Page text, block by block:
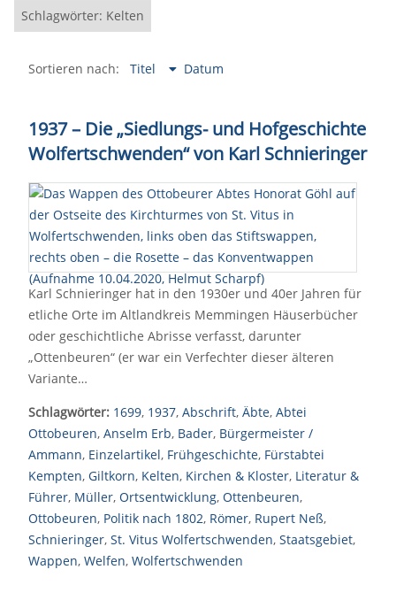
Schlagwörter: Kelten
Sortieren nach: Titel Datum
1937 – Die „Siedlungs- und Hofgeschichte
Wolfertschwenden“ von Karl Schnieringer
Karl Schnieringer hat in den 1930er und 40er Jahren für
etliche Orte im Altlandkreis Memmingen Häuserbücher
oder geschichtliche Abrisse verfasst, darunter
„Ottenbeuren“ (er war ein Verfechter dieser älteren
Variante…
Schlagwörter: 1699, 1937, Abschrift, Äbte, Abtei
Ottobeuren, Anselm Erb, Bader, Bürgermeister /
Ammann, Einzelartikel, Frühgeschichte, Fürstabtei
Kempten, Giltkorn, Kelten, Kirchen & Kloster, Literatur &
Führer, Müller, Ortsentwicklung, Ottenbeuren,
Ottobeuren, Politik nach 1802, Römer, Rupert Neß,
Schnieringer, St. Vitus Wolfertschwenden, Staatsgebiet,
Wappen, Welfen, Wolfertschwenden